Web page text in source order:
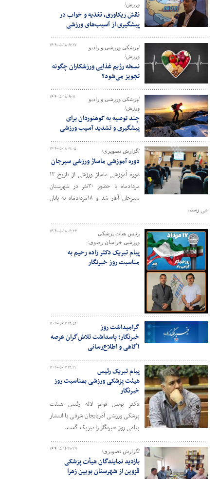
ورزش/
نقش ریکاوری، تغذیه و خواب در
پیشگیری از آسیب‌‎های ورزشی
۱۴۰۴-۰۵-۱۸ ۰۹:۲۷
/پزشکی ورزشی و رادیو
ورزش/
نسخه رژیم غذایی ورزشکاران چگونه
تجویز می‌شود؟
۱۴۰۴-۰۵-۱۸ ۰۹:۱۱
/پزشکی ورزشی و رادیو
ورزش/
چند توصیه به کوهنوردان برای
پیشگیری و تشدید آسیب ورزشی
۱۴۰۴-۰۵-۱۸ ۰۹:۰۵ /گزارش تصویری/
دوره آموزشی ماساژ ورزشی سیرجان
دوره آموزشی ماساژ ورزشی از تاریخ ۱۳
مردادماه با حضور ۳۰نفر در شهرستان
سیرجان آغاز شد و ۱۸مردادماه به پایان
می رسد.
۱۴۰۴-۰۵-۱۸ ۰۶:۳۳
رئیس هیات پزشکی
ورزشی خراسان رضوی:
پیام تبریک دکتر زاده رحیم به
مناسبت روز خبرنگار
۱۴۰۴-۰۵-۱۷ ۱۲:۵۴
گرامیداشت روز
خبرنگار؛ پاسداشت تلاش‌گران عرصه
آگاهی و اطلاع‌رسانی
۱۴۰۴-۰۵-۱۷ ۱۲:۱۹
پیام تبریک رئیس
هیئت پزشکی ورزشی بمناسبت روز
خبرنگار
دکتر یونس قوام لاله رئیس هیئت
پزشکی ورزشی آذربایجان شرقی با انتشار
پیامی روز خبرنگار را تبریک گفت.
۱۴۰۴-۰۵-۱۶ ۲۱:۳۷ /گزارش تصویری/
بازدید نمایندگان هیأت پزشکی
قزوین از شهرستان بویین زهرا